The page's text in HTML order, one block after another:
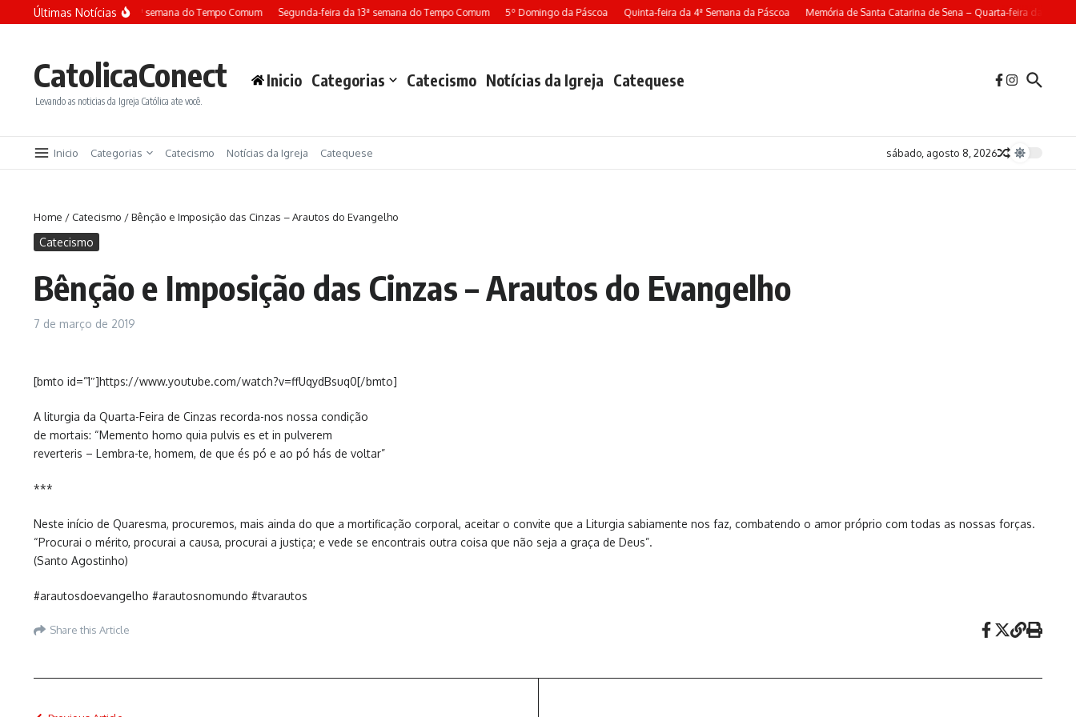
Ir para o conteúdo
Últimas Notícias
Terça-feira da 13ª semana do Tempo Comum Segunda-feira da 13ª semana do Tempo Comum 5º Domingo da Páscoa Quinta-feira da 4ª Semana da Páscoa Memória de Santa Catarina de Sena – Quarta-feira da 4ª
CatolicaConect
Levando as noticias da Igreja Católica ate você.
Inicio Categorias Catecismo Notícias da Igreja Catequese
Inicio Categorias Catecismo Notícias da Igreja Catequese sábado, agosto 8, 2026
Home /Catecismo /Bênção e Imposição das Cinzas – Arautos do Evangelho
Catecismo
Bênção e Imposição das Cinzas – Arautos do Evangelho
7 de março de 2019
[bmto id=”1″]https://www.youtube.com/watch?v=ffUqydBsuq0[/bmto]
A liturgia da Quarta-Feira de Cinzas recorda-nos nossa condição
de mortais: “Memento homo quia pulvis es et in pulverem
reverteris – Lembra-te, homem, de que és pó e ao pó hás de voltar”
***
Neste início de Quaresma, procuremos, mais ainda do que a mortificação corporal, aceitar o convite que a Liturgia sabiamente nos faz, combatendo o amor próprio com todas as nossas forças.
“Procurai o mérito, procurai a causa, procurai a justiça; e vede se encontrais outra coisa que não seja a graça de Deus”.
(Santo Agostinho)
#arautosdoevangelho #arautosnomundo #tvarautos
Share this Article